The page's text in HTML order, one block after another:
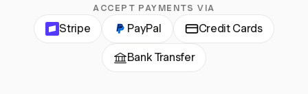
ACCEPT PAYMENTS VIA
Stripe PayPal Credit Cards
Bank Transfer